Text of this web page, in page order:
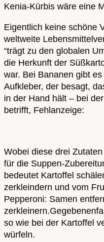
Kenia-Kürbis wäre eine
Eigentlich keine schöne
weltweite
“trägt zu den globalen
die Herkunft der
war. Bei Bananen gibt
Aufkleber, der besagt,
in der Hand hält – bei
betrifft, Fehlanzeige:
Wobei diese drei
für die Suppen-
bedeutet Kartoffel
zerkleindern und vom
Pepperoni: Samen
so wie bei der Kartoffel
würfeln.